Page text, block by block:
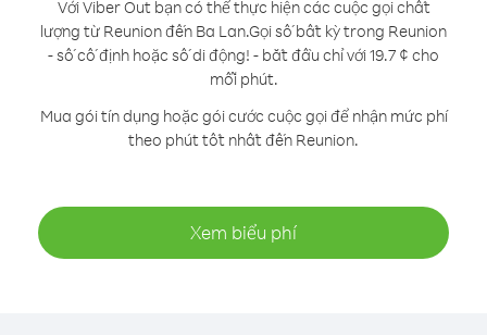
Với Viber Out bạn có thể thực hiện các cuộc gọi chất
lượng từ Reunion đến Ba Lan.Gọi số bất kỳ trong Reunion
- số cố định hoặc số di động! - bắt đầu chỉ với 19.7 ¢ cho
mỗi phút.
Mua gói tín dụng hoặc gói cước cuộc gọi để nhận mức phí
theo phút tốt nhất đến Reunion.
Xem biểu phí